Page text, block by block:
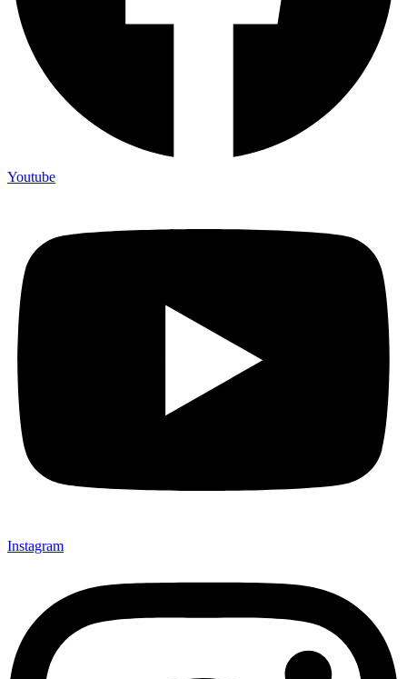
Youtube
Instagram